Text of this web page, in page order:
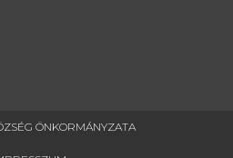
ÖNKORMÁNYZATA